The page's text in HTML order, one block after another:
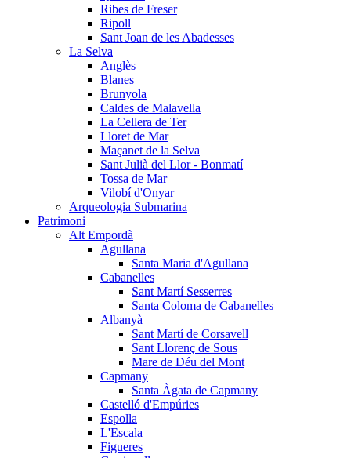
Ribes de Freser
Ripoll
Sant Joan de les Abadesses
La Selva
Anglès
Blanes
Brunyola
Caldes de Malavella
La Cellera de Ter
Lloret de Mar
Maçanet de la Selva
Sant Julià del Llor - Bonmatí
Tossa de Mar
Vilobí d'Onyar
Arqueologia Submarina
Patrimoni
Alt Empordà
Agullana
Santa Maria d'Agullana
Cabanelles
Sant Martí Sesserres
Santa Coloma de Cabanelles
Albanyà
Sant Martí de Corsavell
Sant Llorenç de Sous
Mare de Déu del Mont
Capmany
Santa Àgata de Capmany
Castelló d'Empúries
Espolla
L'Escala
Figueres